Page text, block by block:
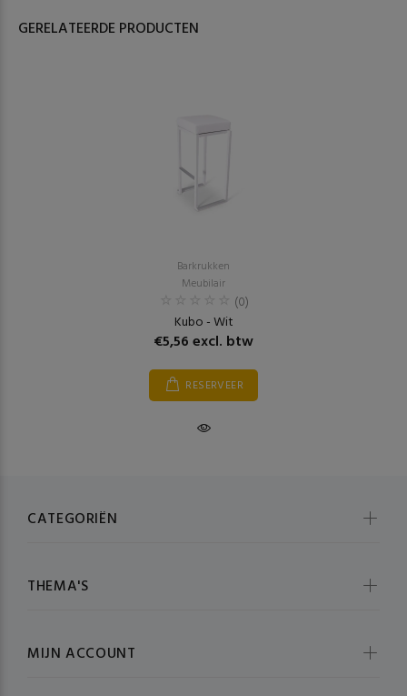
GERELATEERDE PRODUCTEN
Barkrukken
Meubilair
(0)
Kubo - Wit
€5,56 excl. btw
RESERVEER
CATEGORIËN
THEMA'S
MIJN ACCOUNT